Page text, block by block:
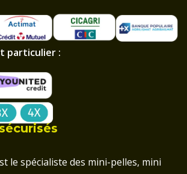
particulier :
le spécialiste des mini-pelles, mini